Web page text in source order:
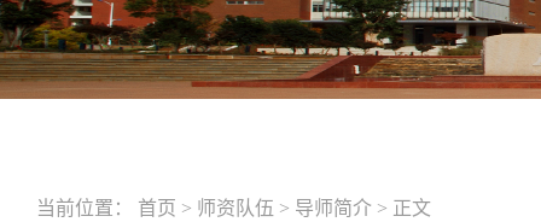
当前位置： 首页 > 师资队伍 > 导师简介 > 正文